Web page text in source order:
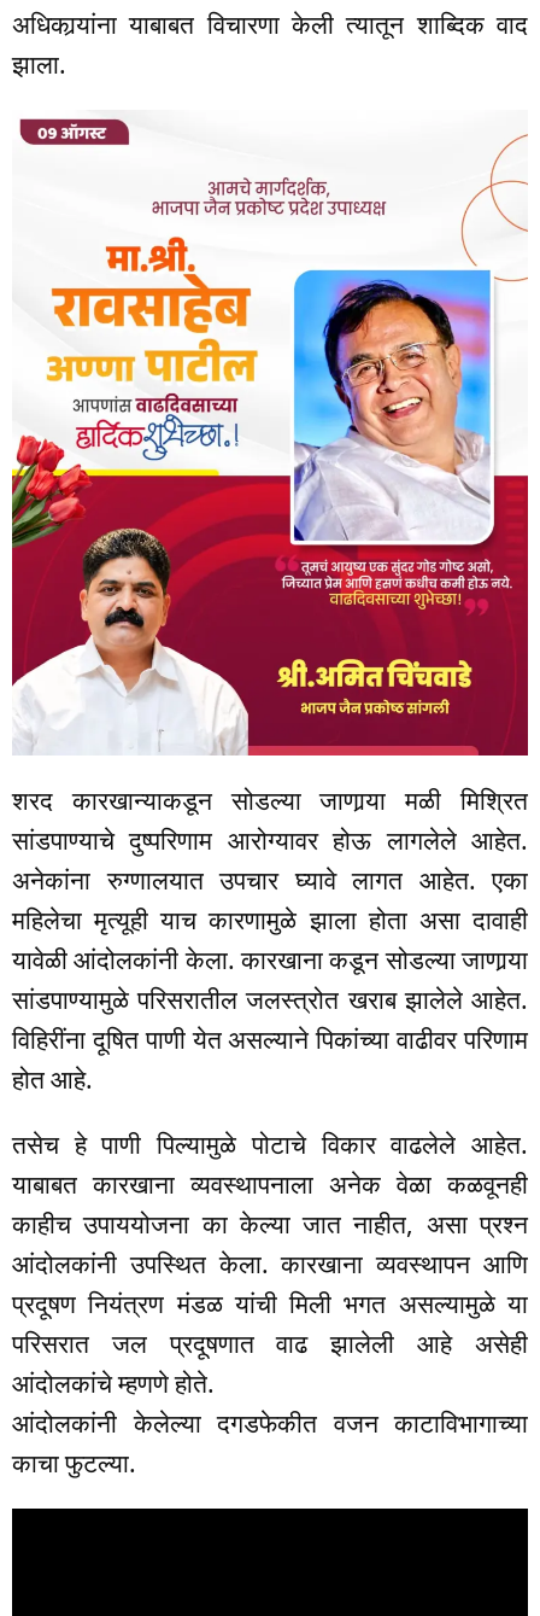
अधिकार्‍यांना याबाबत विचारणा केली त्यातून शाब्दिक वाद
झाला.
शरद कारखान्याकडून सोडल्या जाणार्‍या मळी मिश्रित
सांडपाण्याचे दुष्परिणाम आरोग्यावर होऊ लागलेले आहेत.
अनेकांना रुग्णालयात उपचार घ्यावे लागत आहेत. एका
महिलेचा मृत्यूही याच कारणामुळे झाला होता असा दावाही
यावेळी आंदोलकांनी केला. कारखाना कडून सोडल्या जाणार्‍या
सांडपाण्यामुळे परिसरातील जलस्त्रोत खराब झालेले आहेत.
विहिरींना दूषित पाणी येत असल्याने पिकांच्या वाढीवर परिणाम
होत आहे.
तसेच हे पाणी पिल्यामुळे पोटाचे विकार वाढलेले आहेत.
याबाबत कारखाना व्यवस्थापनाला अनेक वेळा कळवूनही
काहीच उपाययोजना का केल्या जात नाहीत, असा प्रश्न
आंदोलकांनी उपस्थित केला. कारखाना व्यवस्थापन आणि
प्रदूषण नियंत्रण मंडळ यांची मिली भगत असल्यामुळे या
परिसरात जल प्रदूषणात वाढ झालेली आहे असेही
आंदोलकांचे म्हणणे होते.
आंदोलकांनी केलेल्या दगडफेकीत वजन काटाविभागाच्या
काचा फुटल्या.